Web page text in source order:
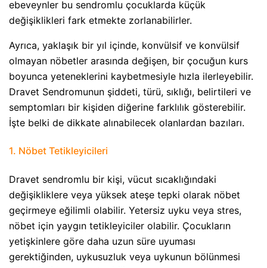
ebeveynler bu sendromlu çocuklarda küçük
değişiklikleri fark etmekte zorlanabilirler.
Ayrıca, yaklaşık bir yıl içinde, konvülsif ve konvülsif
olmayan nöbetler arasında değişen, bir çocuğun kurs
boyunca yeteneklerini kaybetmesiyle hızla ilerleyebilir.
Dravet Sendromunun şiddeti, türü, sıklığı, belirtileri ve
semptomları bir kişiden diğerine farklılık gösterebilir.
İşte belki de dikkate alınabilecek olanlardan bazıları.
1. Nöbet Tetikleyicileri​
Dravet sendromlu bir kişi, vücut sıcaklığındaki
değişikliklere veya yüksek ateşe tepki olarak nöbet
geçirmeye eğilimli olabilir. Yetersiz uyku veya stres,
nöbet için yaygın tetikleyiciler olabilir. Çocukların
yetişkinlere göre daha uzun süre uyuması
gerektiğinden, uykusuzluk veya uykunun bölünmesi